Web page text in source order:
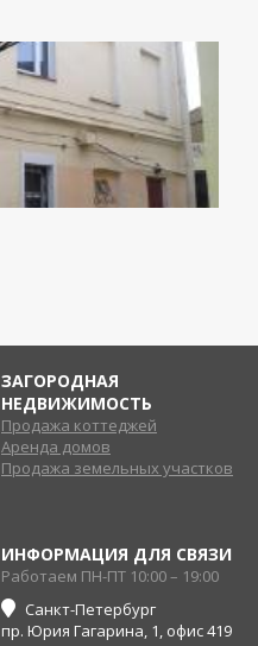
ЗАГОРОДНАЯ
НЕДВИЖИМОСТЬ
Продажа коттеджей
Аренда домов
Продажа земельных участков
ИНФОРМАЦИЯ ДЛЯ СВЯЗИ
Работаем ПН-ПТ 10:00 – 19:00
Санкт-Петербург
пр. Юрия Гагарина, 1, офис 419